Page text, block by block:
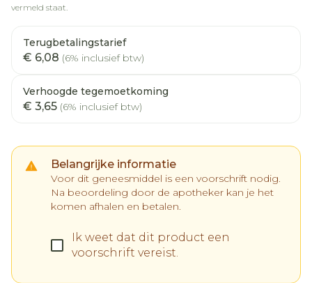
vermeld staat.
Terugbetalingstarief
€ 6,08 (6% inclusief btw)
Verhoogde tegemoetkoming
€ 3,65 (6% inclusief btw)
Belangrijke informatie
Voor dit geneesmiddel is een voorschrift nodig.
Na beoordeling door de apotheker kan je het
komen afhalen en betalen.
Ik weet dat dit product een
voorschrift vereist.